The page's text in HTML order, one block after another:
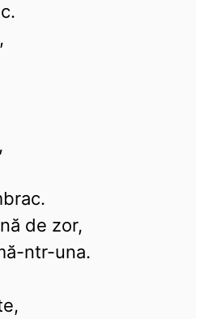
de zor,
ntr-una.